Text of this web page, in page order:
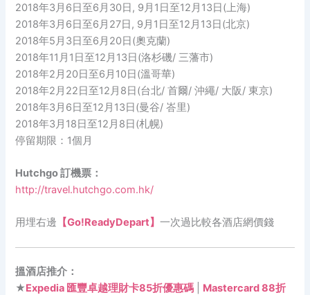
2018年3月6日至6月30日, 9月1日至12月13日(上海)
2018年3月6日至6月27日, 9月1日至12月13日(北京)
2018年5月3日至6月20日(奧克蘭)
2018年11月1日至12月13日(洛杉磯/ 三藩市)
2018年2月20日至6月10日(溫哥華)
2018年2月22日至12月8日(台北/ 首爾/ 沖繩/ 大阪/ 東京)
2018年3月6日至12月13日(曼谷/ 峇里)
2018年3月18日至12月8日(札幌)
停留期限：1個月
Hutchgo 訂機票：
http://travel.hutchgo.com.hk/
用埋右邊 【Go!ReadyDepart】一次過比較各酒店網價錢
搵酒店推介：
★Expedia 匯豐卓越理財卡85折優惠碼
Mastercard 88折